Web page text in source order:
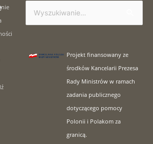
Szukaj
dla:
Projekt finansowany ze
środków Kancelarii Prezesa
Rady Ministrów w ramach
zadania publicznego
dotyczącego pomocy
Polonii i Polakom za
granicą.